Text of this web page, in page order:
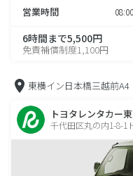
営業時間
6時間まで5,500円
免責補償制度1,100円
東横イン日本橋三越前
トヨタレンタカー
千代田区丸の内1-8-1